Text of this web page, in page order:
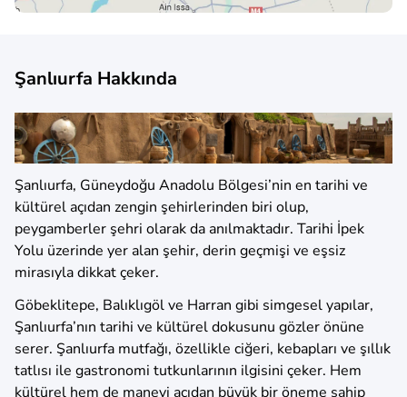
Şanlıurfa Hakkında
Şanlıurfa, Güneydoğu Anadolu Bölgesi’nin en tarihi ve
kültürel açıdan zengin şehirlerinden biri olup,
peygamberler şehri olarak da anılmaktadır. Tarihi İpek
Yolu üzerinde yer alan şehir, derin geçmişi ve eşsiz
mirasıyla dikkat çeker.
Göbeklitepe, Balıklıgöl ve Harran gibi simgesel yapılar,
Şanlıurfa’nın tarihi ve kültürel dokusunu gözler önüne
serer. Şanlıurfa mutfağı, özellikle ciğeri, kebapları ve şıllık
tatlısı ile gastronomi tutkunlarının ilgisini çeker. Hem
kültürel hem de manevi açıdan büyük bir öneme sahip